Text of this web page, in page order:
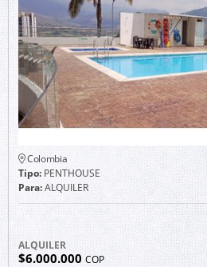
Colombia
Tipo:PENTHOUSE
Para:ALQUILER
ALQUILER
$6.000.000 COP